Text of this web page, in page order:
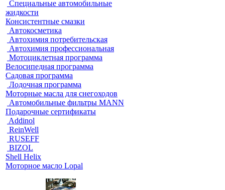
Специальные автомобильные
жидкости
Консистентные смазки
Автокосметика
Автохимия потребительская
Автохимия профессиональная
Мотоциклетная программа
Велосипедная программа
Садовая программа
Лодочная программа
Моторные масла для снегоходов
Автомобильные фильтры MANN
Подарочные сертификаты
Addinol
ReinWell
RUSEFF
BIZOL
Shell Helix
Моторное масло Lopal